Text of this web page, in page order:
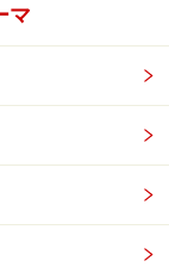
味から、肯定
るようです。で
として挙げられ
ますが、ひと
、言葉
マ